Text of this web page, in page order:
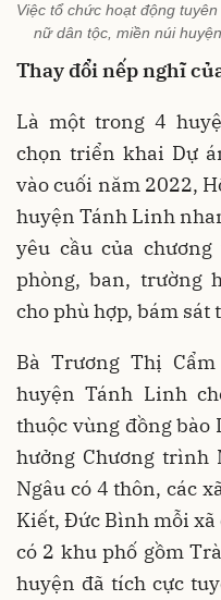
Việc tổ chức hoạt động
nữ dân tộc, miền núi
Thay đổi nếp nghĩ
Là một trong 4
chọn triển khai Dự
vào cuối năm 2022,
huyện Tánh Linh
yêu cầu của
phòng, ban, trường
cho phù hợp, bám
Bà Trương Thị
huyện Tánh Linh
thuộc vùng đồng bào
hưởng Chương trình
Ngâu có 4 thôn, các
Kiết, Đức Bình mỗi
có 2 khu phố gồm
huyện đã tích cực